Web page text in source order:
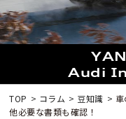
Audi
TOP コラム 豆知識
他必要な書類も確認！